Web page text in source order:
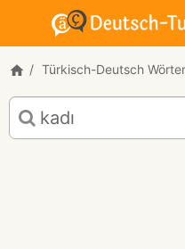
Türkisch-Deutsch
Türkisch-
Deutsch
Übersetzung